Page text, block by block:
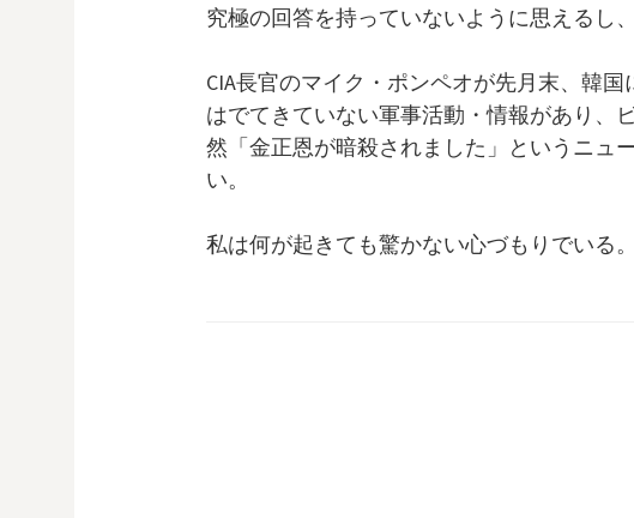
究極の回答を持っていないように思えるし
CIA長官のマイク・ポンペオが先月末、韓
はでてきていない軍事活動・情報があり、
然「金正恩が暗殺されました」というニュ
い。
私は何が起きても驚かない心づもりでいる。